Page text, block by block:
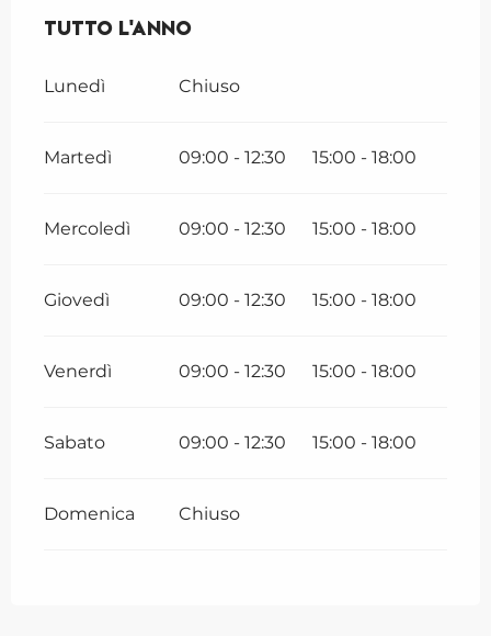
Tutto l'anno
Tutto l'anno
Lunedì Chiuso
Martedì 09:00 - 12:30 15:00 - 18:00
Mercoledì 09:00 - 12:30 15:00 - 18:00
Giovedì 09:00 - 12:30 15:00 - 18:00
Venerdì 09:00 - 12:30 15:00 - 18:00
Sabato 09:00 - 12:30 15:00 - 18:00
Domenica Chiuso